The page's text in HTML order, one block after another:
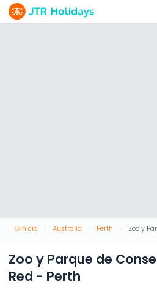
Inicio Australia Perth
Zoo y Parque de
Red - Perth